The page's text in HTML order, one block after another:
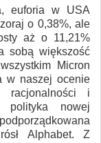
euforia w USA
o 0,38%, ale
aż o 11,21%
sobą większość
Micron
w naszej ocenie
racjonalności i
polityka nowej
Alphabet. Z